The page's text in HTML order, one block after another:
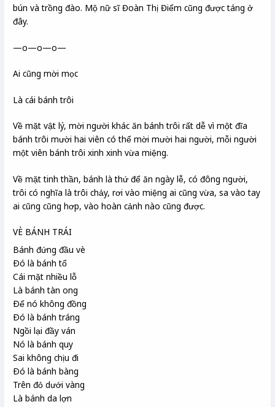
bún và trồng đào. Mộ nữ sĩ Đoàn Thị Điểm cũng được táng ở
đây.
—o—o—o—
Ai cũng mời mọc
Là cái bánh trôi
Về mặt vật lý, mời người khác ăn bánh trôi rất dễ vì một đĩa
bánh trôi mười hai viên có thể mời mười hai người, mỗi người
một viên bánh trôi xinh xinh vừa miệng.
Về mặt tinh thần, bánh là thứ để ăn ngày lễ, có đông người,
trôi có nghĩa là trôi chảy, rơi vào miệng ai cũng vừa, sa vào tay
ai cũng cũng hơp, vào hoàn cảnh nào cũng được.
VÈ BÁNH TRÁI
Bánh đứng đầu vè
Ðó là bánh tổ
Cái mặt nhiều lỗ
Là bánh tàn ong
Ðể nó không đồng
Ðó là bánh tráng
Ngồi lại đầy ván
Nó là bánh quy
Sai không chịu đi
Ðó là bánh bàng
Trên đỏ dưới vàng
Là bánh da lợn